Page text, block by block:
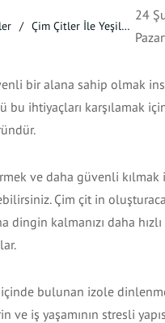
Çim Çitler İle Yeşil
24
bir alana sahip olmak
bu ihtiyaçları karşılamak
ve daha güvenli kılmak
Çim çit in
dingin kalmanızı daha hızlı
bulunan izole
ve iş yaşamının stresli